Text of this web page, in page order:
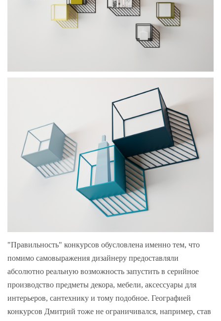
"Правильность" конкурсов обусловлена именно тем, что
помимо самовыражения дизайнеру предоставляли
абсолютно реальную возможность запустить в серийное
производство предметы декора, мебели, аксессуары для
интерьеров, сантехнику и тому подобное. Географией
конкурсов Дмитрий тоже не ограничивался, например, став